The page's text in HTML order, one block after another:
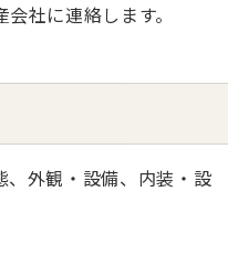
社に連絡します。
外観・設備、内装・設